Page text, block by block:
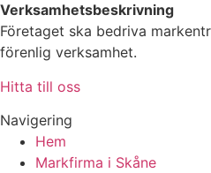
Verksamhetsbeskrivning
Företaget ska bedriva
förenlig verksamhet.
Hitta till oss
Navigering
Hem
Markfirma i Skåne